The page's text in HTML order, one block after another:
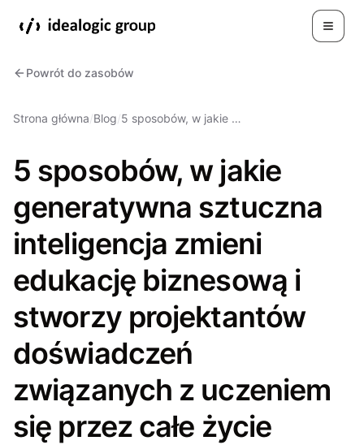
Powrót do zasobów
Strona główna/Blog/5 sposobów, w jakie …
5 sposobów, w jakie
generatywna sztuczna
inteligencja zmieni
edukację biznesową i
stworzy projektantów
doświadczeń
związanych z uczeniem
się przez całe życie